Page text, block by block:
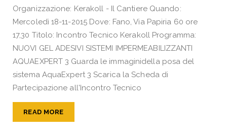
Organizzazione: Kerakoll - Il Cantiere Quando:
Mercoledì 18-11-2015 Dove: Fano, Via Papiria 60 ore
17,30 Titolo: Incontro Tecnico Kerakoll Programma:
NUOVI GEL ADESIVI SISTEMI IMPERMEABILIZZANTI
AQUAEXPERT 3 Guarda le immaginidella posa del
sistema AquaExpert 3 Scarica la Scheda di
Partecipazione all'Incontro Tecnico
READ MORE